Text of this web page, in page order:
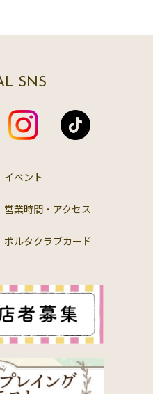
SNS
イベント
営業時間・アクセス
ポルタクラブカード